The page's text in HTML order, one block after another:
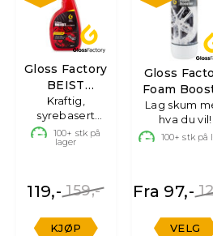
Gloss Factory
BEIST
Felgrens
Kraftig,
syrebasert
felgrens -
750ml
100+ stk på
lager
159,-
119,-
KJØP
Gloss
Foam
Lag skum
hva du vil!
100+ stk på
Fra 97,-
VELG